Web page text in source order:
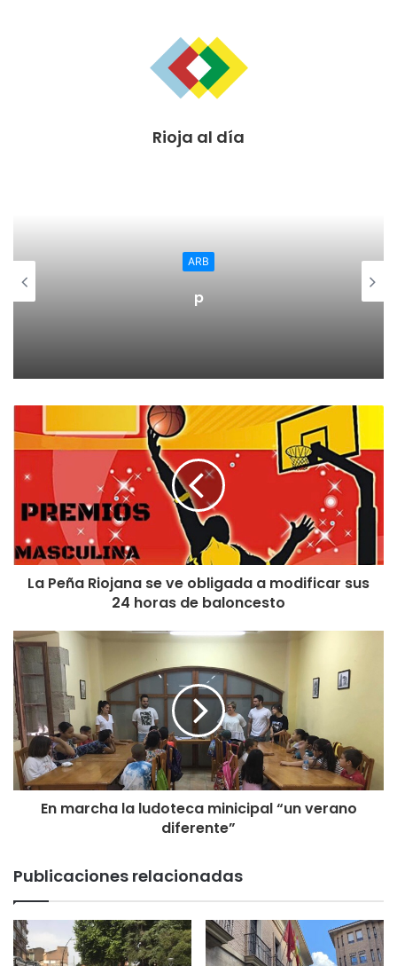
Rioja al día
ARB
p
La Peña Riojana se ve obligada a modificar sus
24 horas de baloncesto
En marcha la ludoteca minicipal “un verano
diferente”
Publicaciones relacionadas